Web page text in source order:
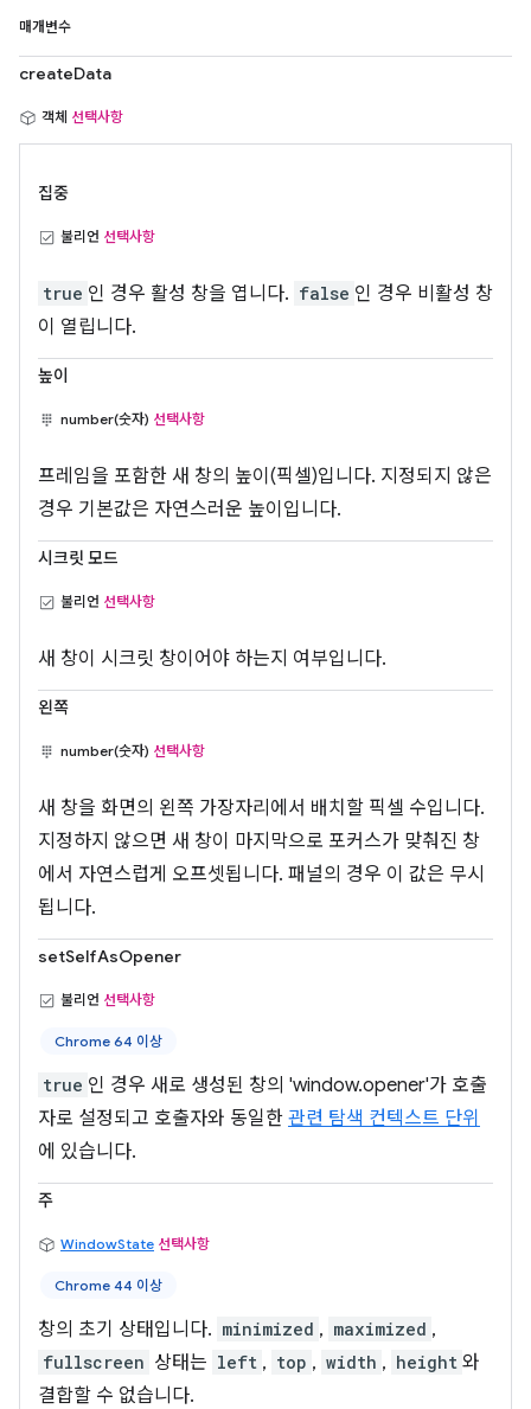
매개변수
createData
객체 선택사항
집중
불리언 선택사항
true 인 경우 활성 창을 엽니다. false 인 경우 비활성 창
이 열립니다.
높이
number(숫자) 선택사항
프레임을 포함한 새 창의 높이(픽셀)입니다. 지정되지 않은
경우 기본값은 자연스러운 높이입니다.
시크릿 모드
불리언 선택사항
새 창이 시크릿 창이어야 하는지 여부입니다.
왼쪽
number(숫자) 선택사항
새 창을 화면의 왼쪽 가장자리에서 배치할 픽셀 수입니다.
지정하지 않으면 새 창이 마지막으로 포커스가 맞춰진 창
에서 자연스럽게 오프셋됩니다. 패널의 경우 이 값은 무시
됩니다.
setSelfAsOpener
불리언 선택사항
Chrome 64 이상
true 인 경우 새로 생성된 창의 'window.opener'가 호출
자로 설정되고 호출자와 동일한 관련 탐색 컨텍스트 단위
에 있습니다.
주
WindowState 선택사항
Chrome 44 이상
창의 초기 상태입니다. minimized , maximized ,
fullscreen 상태는 left , top , width , height 와
결합할 수 없습니다.